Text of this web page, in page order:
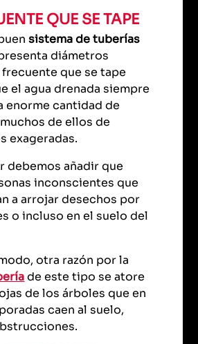
QUE SE TAPE
sistema de tuberías
diámetros
que se tape
el agua drenada siempre
enorme cantidad de
de ellos de
exageradas.
debemos añadir que
inconscientes que
a arrojar desechos por
o incluso en el suelo del
otra razón por la
de este tipo se atore
de los árboles que en
caen al suelo,